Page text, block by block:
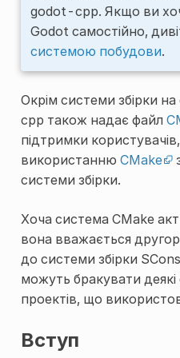
godot-cpp. Якщо ви
Godot самостійно,
системою побудови.
Окрім системи збірки на
cpp також надає файл
підтримки
використанню CMake
системи збірки.
Хоча система CMake
вона вважається
до системи збірки
можуть бракувати деякі
проектів, що
Вступ